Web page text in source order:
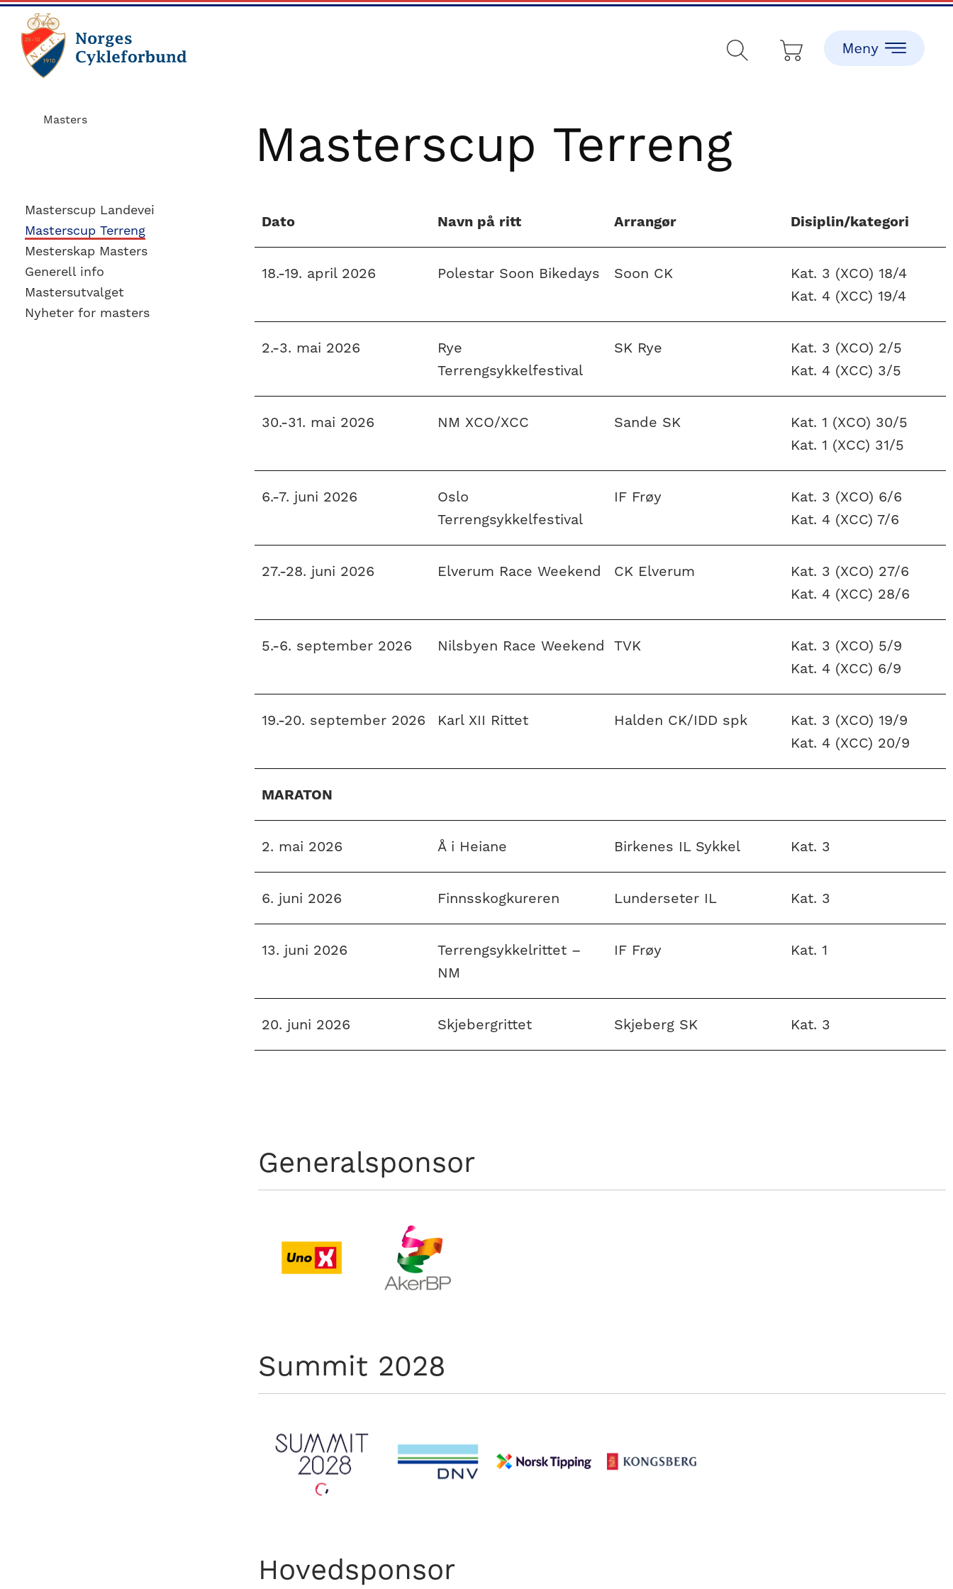
Skip
main
content
Skip
footer
Cykleforbund
1910,
og
har
gått
fra
å
Masters Masterscup Terreng
Masterscup Landevei
Masterscup Terreng
Mesterskap Masters
Generell info
Mastersutvalget
Nyheter for masters
Dato Navn på ritt Arrangør Disiplin/kategori
18.-19. april 2026 Polestar Soon Bikedays Soon CK
Kat. 3 (XCO) 18/4
Kat. 4 (XCC) 19/4
2.-3. mai 2026
Rye
Terrengsykkelfestival
SK Rye
Kat. 3 (XCO) 2/5
Kat. 4 (XCC) 3/5
30.-31. mai 2026 NM XCO/XCC Sande SK
Kat. 1 (XCO) 30/5
Kat. 1 (XCC) 31/5
6.-7. juni 2026
Oslo
Terrengsykkelfestival
IF Frøy
Kat. 3 (XCO) 6/6
Kat. 4 (XCC) 7/6
27.-28. juni 2026 Elverum Race Weekend CK Elverum
Kat. 3 (XCO) 27/6
Kat. 4 (XCC) 28/6
5.-6. september 2026 Nilsbyen Race Weekend TVK
Kat. 3 (XCO) 5/9
Kat. 4 (XCC) 6/9
19.-20. september 2026 Karl XII Rittet Halden CK/IDD spk
Kat. 3 (XCO) 19/9
Kat. 4 (XCC) 20/9
MARATON
2. mai 2026 Å i Heiane Birkenes IL Sykkel Kat. 3
6. juni 2026 Finnsskogkureren Lunderseter IL Kat. 3
13. juni 2026
Terrengsykkelrittet –
NM
IF Frøy Kat. 1
20. juni 2026 Skjebergrittet Skjeberg SK Kat. 3
Generalsponsor
Summit 2028
Hovedsponsor